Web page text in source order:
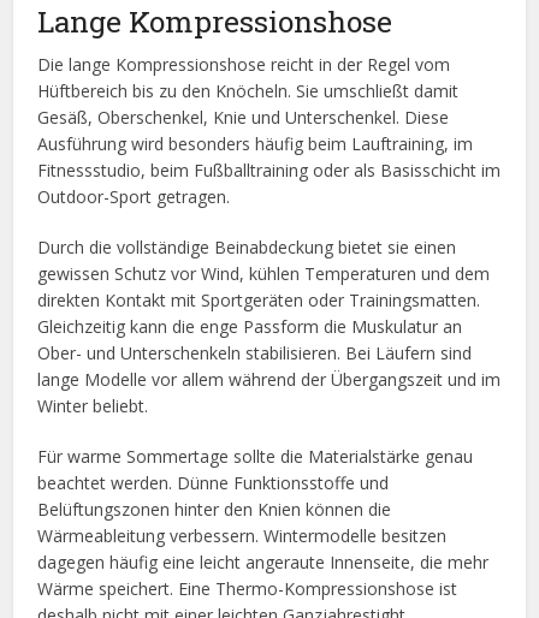
Lange Kompressionshose
Die lange Kompressionshose reicht in der Regel vom
Hüftbereich bis zu den Knöcheln. Sie umschließt damit
Gesäß, Oberschenkel, Knie und Unterschenkel. Diese
Ausführung wird besonders häufig beim Lauftraining, im
Fitnessstudio, beim Fußballtraining oder als Basisschicht im
Outdoor-Sport getragen.
Durch die vollständige Beinabdeckung bietet sie einen
gewissen Schutz vor Wind, kühlen Temperaturen und dem
direkten Kontakt mit Sportgeräten oder Trainingsmatten.
Gleichzeitig kann die enge Passform die Muskulatur an
Ober- und Unterschenkeln stabilisieren. Bei Läufern sind
lange Modelle vor allem während der Übergangszeit und im
Winter beliebt.
Für warme Sommertage sollte die Materialstärke genau
beachtet werden. Dünne Funktionsstoffe und
Belüftungszonen hinter den Knien können die
Wärmeableitung verbessern. Wintermodelle besitzen
dagegen häufig eine leicht angeraute Innenseite, die mehr
Wärme speichert. Eine Thermo-Kompressionshose ist